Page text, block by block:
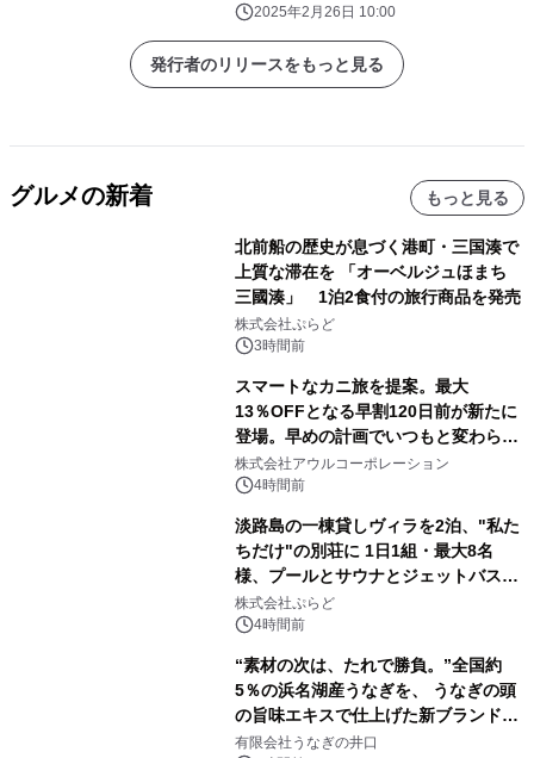
開始2025年2月26日 10:00
発行者のリリースをもっと見る
グルメの新着 もっと見る
北前船の歴史が息づく港町・三国湊で
上質な滞在を 「オーベルジュほまち
三國湊」 1泊2食付の旅行商品を発売
株式会社ぷらど
3時間前
スマートなカニ旅を提案。最大
13％OFFとなる早割120日前が新たに
登場。早めの計画でいつもと変わらぬ
大人の冬旅を。ー夕日ヶ浦温泉「佳松
苑 別邸ふうか」ー
株式会社アウルコーポレーション
4時間前
淡路島の一棟貸しヴィラを2泊、"私た
ちだけ"の別荘に 1日1組・最大8名
様、プールとサウナとジェットバス付
きで Villa Mon Temps AWAJIの連泊
素泊りプラン
株式会社ぷらど
4時間前
“素材の次は、たれで勝負。”全国約
5％の浜名湖産うなぎを、 うなぎの頭
の旨味エキスで仕上げた新ブランド
「井口の誉」誕生
有限会社うなぎの井口